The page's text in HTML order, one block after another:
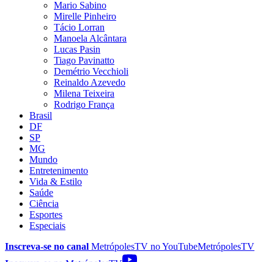
Mario Sabino
Mirelle Pinheiro
Tácio Lorran
Manoela Alcântara
Lucas Pasin
Tiago Pavinatto
Demétrio Vecchioli
Reinaldo Azevedo
Milena Teixeira
Rodrigo França
Brasil
DF
SP
MG
Mundo
Entretenimento
Vida & Estilo
Saúde
Ciência
Esportes
Especiais
Inscreva-se no canal MetrópolesTV noYouTubeMetrópolesTV